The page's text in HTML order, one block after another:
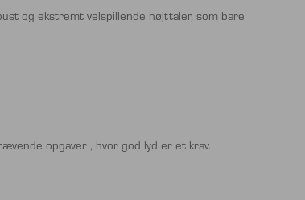
og ekstremt velspillende højttaler, som bare
opgaver , hvor god lyd er et krav.